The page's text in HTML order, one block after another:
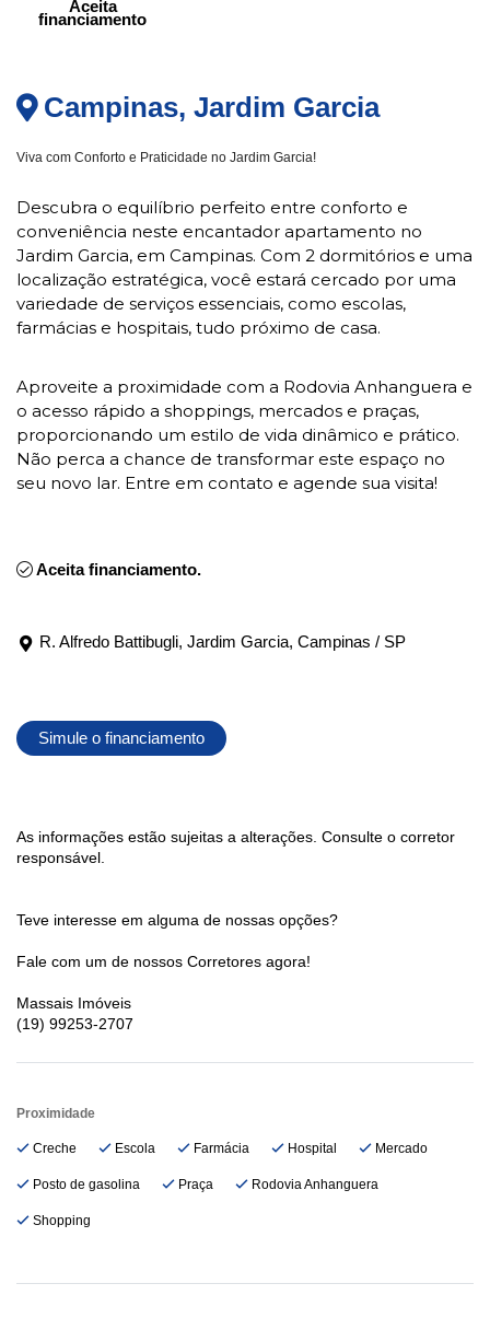
Aceita
financiamento
Campinas, Jardim Garcia
Viva com Conforto e Praticidade no Jardim Garcia!
Descubra o equilíbrio perfeito entre conforto e
conveniência neste encantador apartamento no
Jardim Garcia, em Campinas. Com 2 dormitórios e uma
localização estratégica, você estará cercado por uma
variedade de serviços essenciais, como escolas,
farmácias e hospitais, tudo próximo de casa.
Aproveite a proximidade com a Rodovia Anhanguera e
o acesso rápido a shoppings, mercados e praças,
proporcionando um estilo de vida dinâmico e prático.
Não perca a chance de transformar este espaço no
seu novo lar. Entre em contato e agende sua visita!
Aceita financiamento.
R. Alfredo Battibugli, Jardim Garcia, Campinas / SP
Simule o financiamento
As informações estão sujeitas a alterações. Consulte o corretor
responsável.
Teve interesse em alguma de nossas opções?
Fale com um de nossos Corretores agora!
Massais Imóveis
(19) 99253-2707
Proximidade
Creche Escola Farmácia Hospital Mercado
Posto de gasolina Praça Rodovia Anhanguera
Shopping